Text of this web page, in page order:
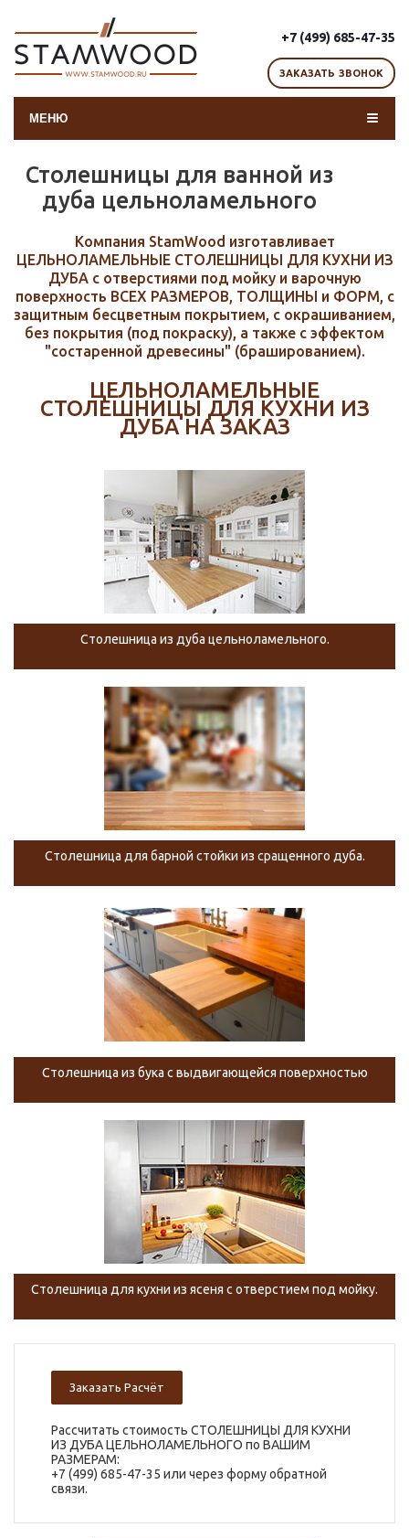
+7 (499) 685-47-35
ЗАКАЗАТЬ ЗВОНОК
МЕНЮ
Столешницы для ванной из
дуба цельноламельного
Компания StamWood изготавливает
ЦЕЛЬНОЛАМЕЛЬНЫЕ СТОЛЕШНИЦЫ ДЛЯ КУХНИ ИЗ
ДУБА с отверстиями под мойку и варочную
поверхность ВСЕХ РАЗМЕРОВ, ТОЛЩИНЫ и ФОРМ, с
защитным бесцветным покрытием, с окрашиванием,
без покрытия (под покраску), а также с эффектом
"состаренной древесины" (брашированием).
ЦЕЛЬНОЛАМЕЛЬНЫЕ
СТОЛЕШНИЦЫ ДЛЯ КУХНИ ИЗ
ДУБА НА ЗАКАЗ
Столешница из дуба цельноламельного.
Столешница для барной стойки из сращенного дуба.
Столешница из бука с выдвигающейся поверхностью
Столешница для кухни из ясеня с отверстием под мойку.
Заказать Расчёт
Рассчитать стоимость СТОЛЕШНИЦЫ ДЛЯ КУХНИ
ИЗ ДУБА ЦЕЛЬНОЛАМЕЛЬНОГО по ВАШИМ
РАЗМЕРАМ:
+7 (499) 685-47-35 или через форму обратной
связи.